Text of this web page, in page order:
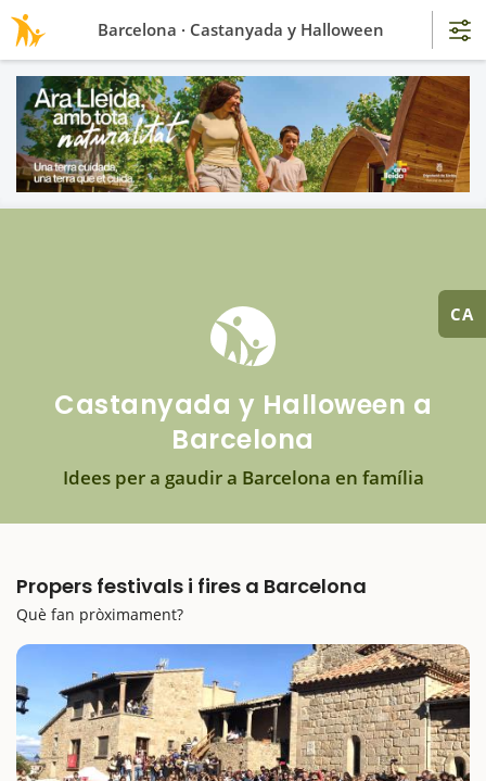
CA
Castanyada y Halloween a
Barcelona
Idees per a gaudir a Barcelona en família
Propers festivals i fires a Barcelona
Què fan pròximament?
Barcelona · Castanyada y Halloween